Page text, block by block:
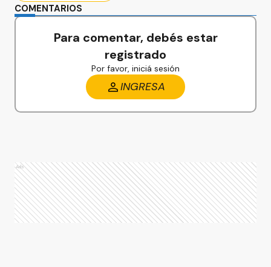
COMENTARIOS
Para comentar, debés estar
registrado
Por favor, iniciá sesión
INGRESA
Ads